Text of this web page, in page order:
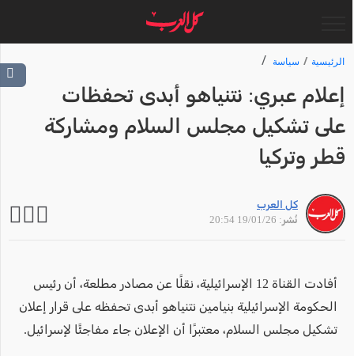
الرئيسية سياسة
إعلام عبري: نتنياهو أبدى تحفظات
على تشكيل مجلس السلام ومشاركة
قطر وتركيا
كل العرب
نُشر: 19/01/26 20:54
أفادت القناة 12 الإسرائيلية، نقلًا عن مصادر مطلعة، أن رئيس
الحكومة الإسرائيلية بنيامين نتنياهو أبدى تحفظه على قرار إعلان
تشكيل مجلس السلام، معتبرًا أن الإعلان جاء مفاجئًا لإسرائيل.